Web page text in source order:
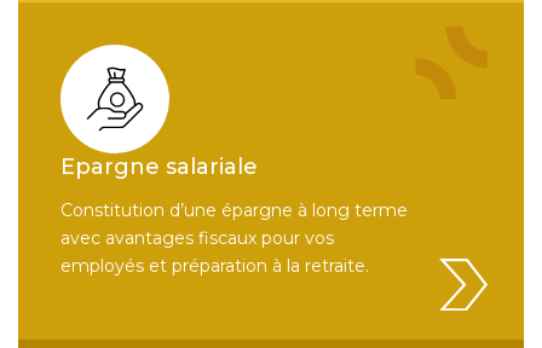
Epargne salariale
Constitution d’une épargne à long terme
avec avantages fiscaux pour vos
employés et préparation à la retraite.